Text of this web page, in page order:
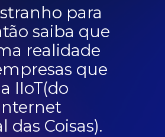
para
saiba que
realidade
que
IIoT(do
das Coisas).